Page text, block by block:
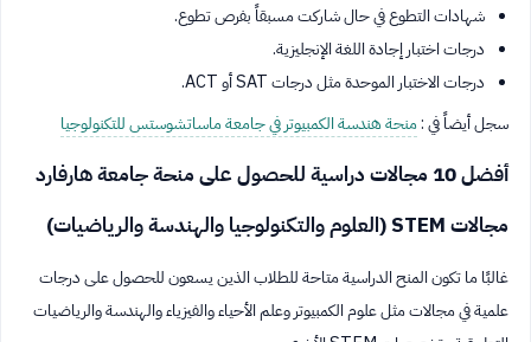
شهادات التطوع في حال شاركت مسبقاً بفرص تطوع.
درجات اختبار إجادة اللغة الإنجليزية.
درجات الاختبار الموحدة مثل درجات SAT أو ACT.
سجل أيضاً في :منحة هندسة الكمبيوتر في جامعة ماساتشوستس للتكنولوجيا
أفضل 10 مجالات دراسية للحصول على منحة جامعة هارفارد
مجالات STEM (العلوم والتكنولوجيا والهندسة والرياضيات)
غالبًا ما تكون المنح الدراسية متاحة للطلاب الذين يسعون للحصول على درجات
علمية في مجالات مثل علوم الكمبيوتر وعلم الأحياء والفيزياء والهندسة والرياضيات